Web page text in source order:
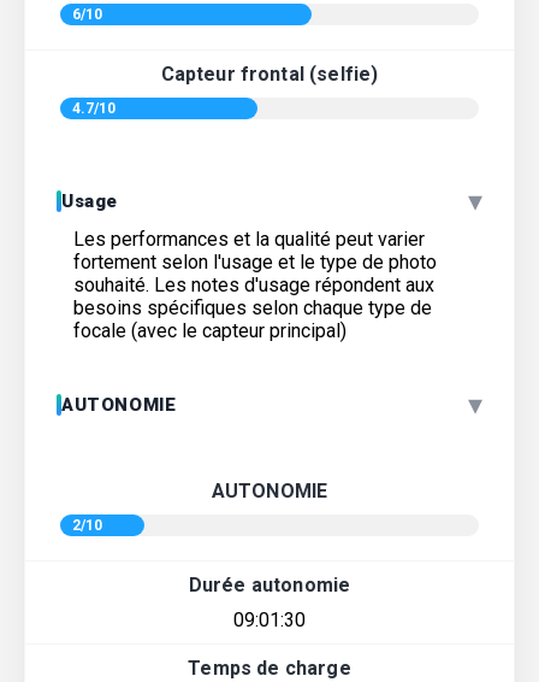
6/10
Capteur frontal (selfie)
4.7/10
Usage ▾
Les performances et la qualité peut varier
fortement selon l'usage et le type de photo
souhaité. Les notes d'usage répondent aux
besoins spécifiques selon chaque type de
focale (avec le capteur principal)
AUTONOMIE ▾
AUTONOMIE
2/10
Durée autonomie
09:01:30
Temps de charge